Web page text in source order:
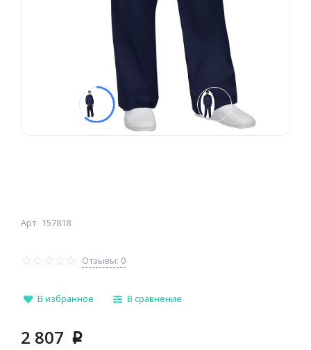
Арт 157818
Отзывы: 0
В избранное В сравнение
2 807 p